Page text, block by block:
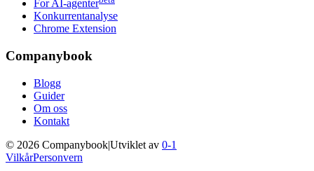
For AI-agenter
Konkurrentanalyse
Chrome Extension
Companybook
Blogg
Guider
Om oss
Kontakt
© 2026 Companybook|Utviklet av 0-1
VilkårPersonvern